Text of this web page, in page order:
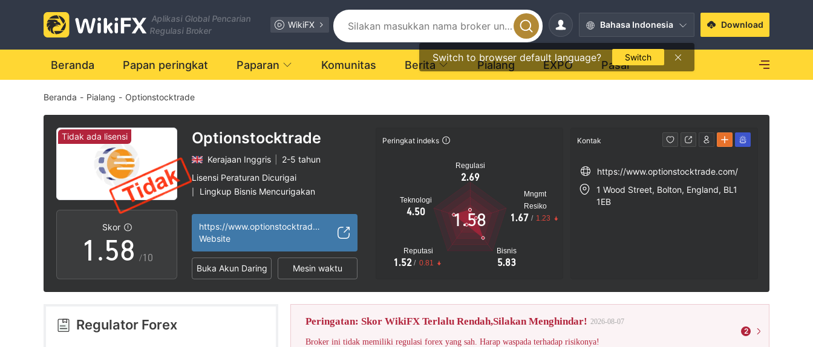
Aplikasi Global Pencarian
Regulasi Broker
WikiFX Bahasa Indonesia
Switch to browser default language? Switch
Download
Beranda Papan peringkat Paparan Komunitas Berita Pialang EXPO Pasar
Beranda - Pialang - Optionstocktrade
Tidak ada lisensi
Skor
0
1
2
3
.
0
1
2
3
4
5
6
7
2
3
4
5
6
7
8
9
/10
Optionstocktrade
Kerajaan Inggris
2-5 tahun
Lisensi Peraturan Dicurigai
Lingkup Bisnis Mencurigakan
https://www.optionstocktrade.com/
Website
Buka Akun Daring Mesin waktu
Peringkat indeks
Regulasi
2.69
Teknologi
4.50
Reputasi
1.52 / 0.81
Bisnis
5.83
Mngmt
Resiko
1.67 / 1.23
1.58
Kontak
https://www.optionstocktrade.com/
1 Wood Street, Bolton, England, BL1
1EB
Regulator Forex Peringatan: Skor WikiFX Terlalu Rendah,Silakan Menghindar! 2026-08-07
Broker ini tidak memiliki regulasi forex yang sah. Harap waspada terhadap risikonya!
2